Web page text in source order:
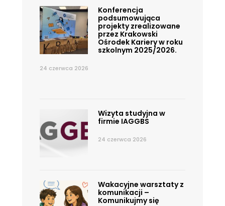
Konferencja
podsumowująca
projekty zrealizowane
przez Krakowski
Ośrodek Kariery w roku
szkolnym 2025/2026.
24 czerwca 2026
Wizyta studyjna w
firmie IAGGBS
24 czerwca 2026
Wakacyjne warsztaty z
komunikacji –
Komunikujmy się